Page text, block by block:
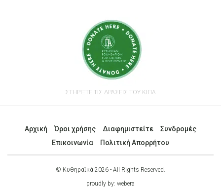
ΣΤΗΡΙΞΤΕ ΤΙΣ ΔΡΑΣΕΙΣ ΤΟΥ ΚΙΠΑ
Αρχική Όροι χρήσης Διαφημιστείτε
Συνδρομές
Επικοινωνία
Πολιτική Απορρήτου
© Κυθηραϊκά 2026 - All Rights Reserved.
proudly by: webera